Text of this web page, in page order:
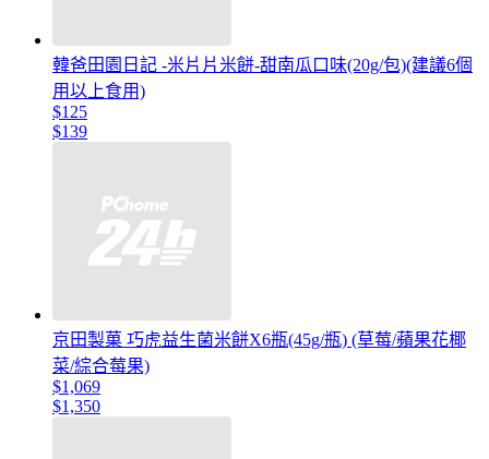
韓爸田園日記 -米片片米餅-甜南瓜口味(20g/包)(建議6個
用以上食用)
$125
$139
京田製菓 巧虎益生菌米餅X6瓶(45g/瓶) (草莓/蘋果花椰
菜/綜合莓果)
$1,069
$1,350